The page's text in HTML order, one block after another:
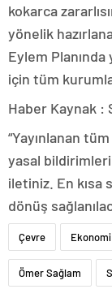
kokarca
yönelik
Eylem
için tüm
Haber Kaynak :
“Yayınlanan
yasal
iletiniz. En
dönüş
Çevre Ekonomi
Ömer Sağlam